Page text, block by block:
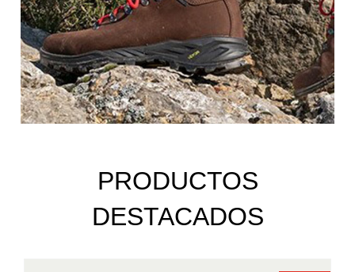
PRODUCTOS
DESTACADOS